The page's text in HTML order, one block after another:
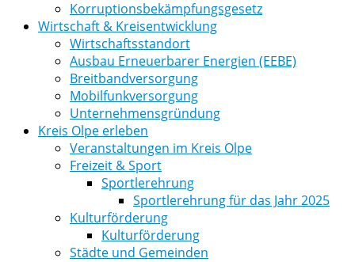
Korruptionsbekämpfungsgesetz
Wirtschaft & Kreisentwicklung
Wirtschaftsstandort
Ausbau Erneuerbarer Energien (EEBE)
Breitbandversorgung
Mobilfunkversorgung
Unternehmensgründung
Kreis Olpe erleben
Veranstaltungen im Kreis Olpe
Freizeit & Sport
Sportlerehrung
Sportlerehrung für das Jahr 2025
Kulturförderung
Kulturförderung
Städte und Gemeinden